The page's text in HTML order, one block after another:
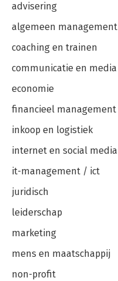
advisering
algemeen management
coaching en trainen
communicatie en media
economie
financieel management
inkoop en logistiek
internet en social media
it-management / ict
juridisch
leiderschap
marketing
mens en maatschappij
non-profit